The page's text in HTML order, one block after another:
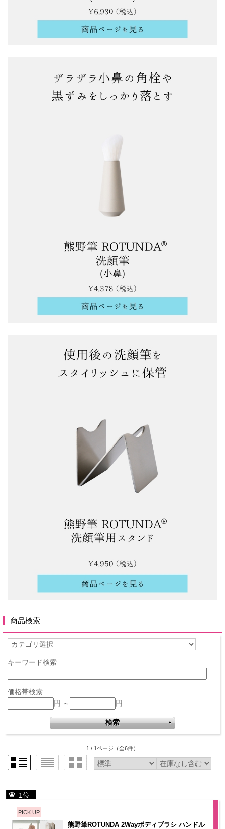
商品検索
キーワード検索
価格帯検索
円 ～
円
1 / 1ページ （全6件）
1位
PICK UP
熊野筆ROTUNDA 2Wayボディブラシ ハンドル